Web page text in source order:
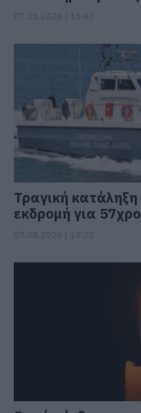
Τραγική
εκδρομή για